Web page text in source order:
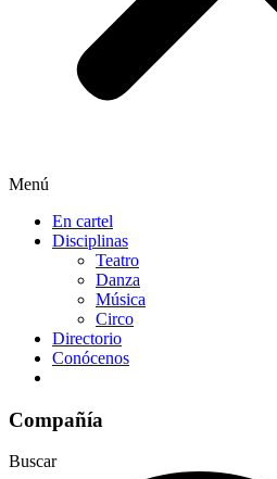
Menú
En cartel
Disciplinas
Teatro
Danza
Música
Circo
Directorio
Conócenos
Compañía
Buscar